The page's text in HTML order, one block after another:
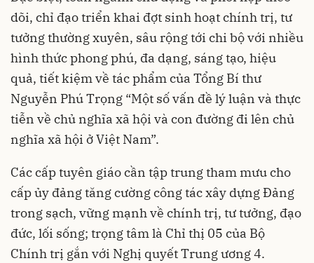
dõi, chỉ đạo triển khai đợt sinh hoạt chính trị, tư
tưởng thường xuyên, sâu rộng tới chi bộ với nhiều
hình thức phong phú, đa dạng, sáng tạo, hiệu
quả, tiết kiệm về tác phẩm của Tổng Bí thư
Nguyễn Phú Trọng “Một số vấn đề lý luận và thực
tiễn về chủ nghĩa xã hội và con đường đi lên chủ
nghĩa xã hội ở Việt Nam”.
Các cấp tuyên giáo cần tập trung tham mưu cho
cấp ủy đảng tăng cường công tác xây dựng Đảng
trong sạch, vững mạnh về chính trị, tư tưởng, đạo
đức, lối sống; trọng tâm là Chỉ thị 05 của Bộ
Chính trị gắn với Nghị quyết Trung ương 4.